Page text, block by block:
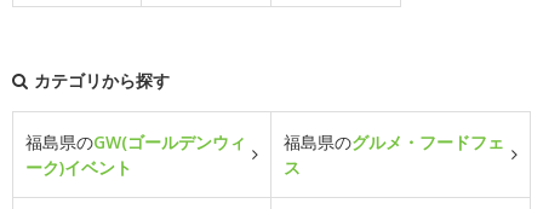
カテゴリから探す
福島県のGW(ゴールデンウィ
ーク)イベント
福島県のグルメ・フードフェ
ス